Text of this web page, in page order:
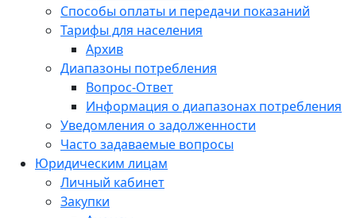
Способы оплаты и передачи показаний
Тарифы для населения
Архив
Диапазоны потребления
Вопрос-Ответ
Информация о диапазонах потребления
Уведомления о задолженности
Часто задаваемые вопросы
Юридическим лицам
Личный кабинет
Закупки